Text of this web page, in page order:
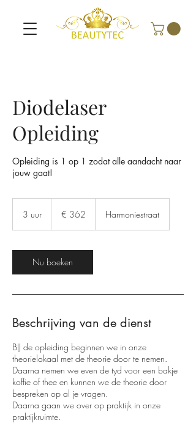
Diodelaser
Opleiding
Opleiding is 1 op 1 zodat alle aandacht naar
jouw gaat!
3 uur
r
€ 362 Harmoniestraat
Nu boeken
Beschrijving van de dienst
BIJ de opleiding beginnen we in onze
theorielokaal met de theorie door te nemen.
Daarna nemen we even de tyd voor een bakje
koffie of thee en kunnen we de theorie door
bespreken op al je vragen.
Daarna gaan we over op praktijk in onze
praktijkruimte.